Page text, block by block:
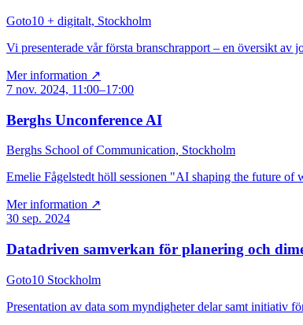
Goto10 + digitalt, Stockholm
Vi presenterade vår första branschrapport – en översikt av
Mer information ↗
7 nov. 2024, 11:00–17:00
Berghs Unconference AI
Berghs School of Communication, Stockholm
Emelie Fågelstedt höll sessionen "AI shaping the future
Mer information ↗
30 sep. 2024
Datadriven samverkan för planering och
Goto10 Stockholm
Presentation av data som myndigheter delar samt initiativ